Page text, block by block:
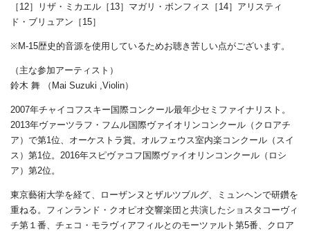
［12］リザ・ミカエル［13］マガリ・ボンフィス［14］アリスティ
ド・ブリュアン［15］
※M-15歴史的音源を使用しているためお聴き苦しい点がございます。
（主な参加アーティスト）
鈴木 舞 （Mai Suzuki ,Violin）
2007年チャイコフスキー国際コンクール最年少セミファイナリスト。
2013年ヴァーツラフ・フムル国際ヴァイオリンコンクール（クロアチ
ア）で第1位、オーケストラ賞。オルフェウス室内楽コンクール（スイ
ス）第1位。2016年スピヴァコフ国際ヴァイオリンコンクール（ロシ
ア）第2位。
東京藝術大学を経て、ローザンヌとザルツブルグ、ミュンヘンで研鑽を
重ねる。フィンランド・クオピオ交響楽団と共演したショスタコーヴィ
チ第１番、チェコ・モラヴィアフィルとのモーツァルト第5番、クロア